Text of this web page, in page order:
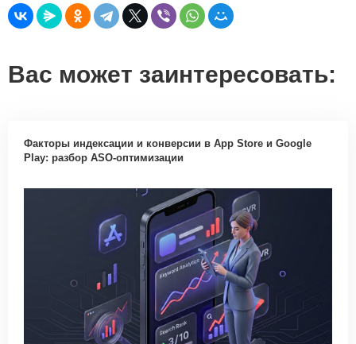
Вас может заинтересовать:
Факторы индексации и конверсии в App Store и Google
Play: разбор ASO-оптимизации